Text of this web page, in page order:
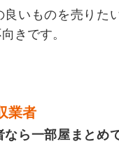
いものを売りた
きです。
業者
なら一部屋まとめ